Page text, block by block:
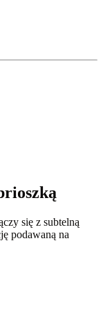
się z subtelną
podawaną na